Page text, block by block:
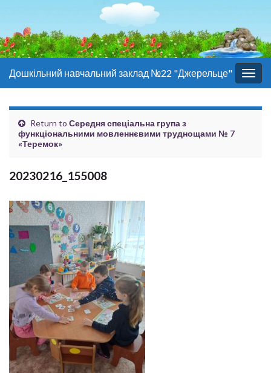
Дошкільний навчальний заклад №22 "Джерельце"
Return to Середня спеціальна група з
функціональними мовленнєвими труднощами № 7
«Теремок»
20230216_155008